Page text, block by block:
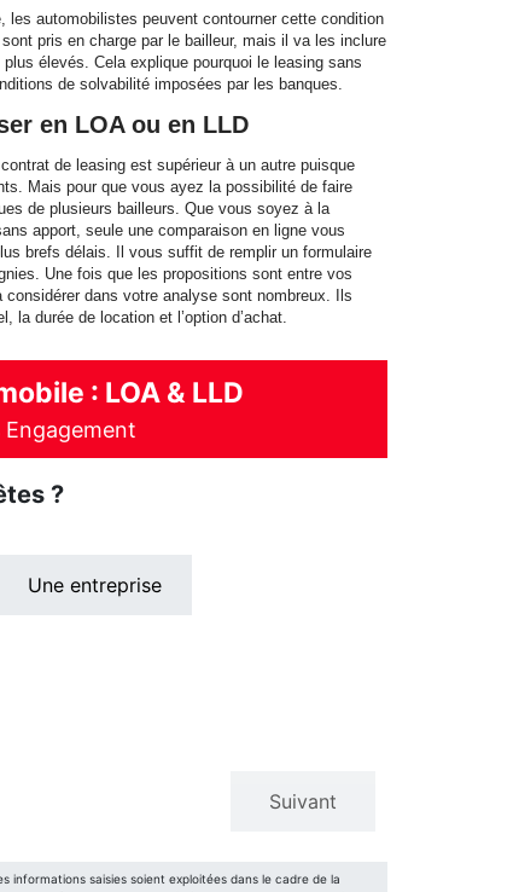
les automobilistes peuvent contourner cette condition
pris en charge par le bailleur, mais il va les inclure
élevés. Cela explique pourquoi le leasing sans
de solvabilité imposées par les banques.
en LOA ou en LLD
de leasing est supérieur à un autre puisque
Mais pour que vous ayez la possibilité de faire
de plusieurs bailleurs. Que vous soyez à la
apport, seule une comparaison en ligne vous
brefs délais. Il vous suffit de remplir un formulaire
Une fois que les propositions sont entre vos
dans votre analyse sont nombreux. Ils
la durée de location et l’option d’achat.